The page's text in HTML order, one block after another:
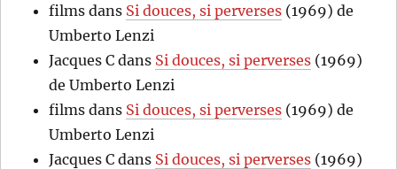
films dans Si douces, si perverses (1969) de
Umberto Lenzi
Jacques C dans Si douces, si perverses (1969)
de Umberto Lenzi
films dans Si douces, si perverses (1969) de
Umberto Lenzi
Jacques C dans Si douces, si perverses (1969)